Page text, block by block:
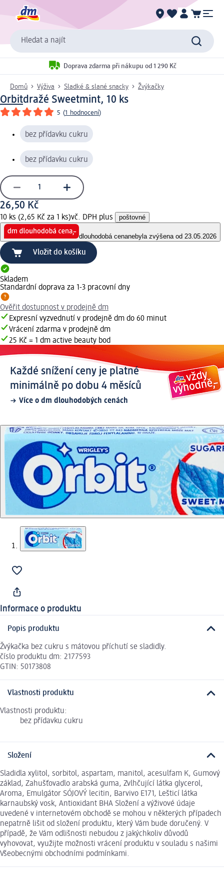
Hledat a najít
Doprava zdarma při nákupu od 1 290 Kč
Domů Výživa Sladké & slané snacky Žvýkačky
Orbitdražé Sweetmint, 10 ks
5 (1 hodnocení)
bez přídavku cukru
bez přídavku cukru
26,50 Kč
10 ks (2,65 Kč za 1 ks)vč. DPH plus poštovné
dlouhodobá cenanebyla zvýšena od 23.05.2026
Vložit do košíku
Skladem
Standardní doprava za 1-3 pracovní dny
Ověřit dostupnost v prodejně dm
Expresní vyzvednutí v prodejně dm do 60 minut
Vrácení zdarma v prodejně dm
25 Kč = 1 dm active beauty bod
Každé snížení ceny je platné
minimálně po dobu 4 měsíců
Více o dm dlouhodobých cenách
Informace o produktu
Popis produktu
Žvýkačka bez cukru s mátovou příchutí se sladidly.
číslo produktu dm: 2177593
GTIN: 50173808
Vlastnosti produktu
Vlastnosti produktu:
bez přídavku cukru
Složení
Sladidla xylitol, sorbitol, aspartam, manitol, acesulfam K, Gumový
základ, Zahušťovadlo arabská guma, Zvlhčující látka glycerol,
Aroma, Emulgátor SÓJOVÝ lecitin, Barvivo E171, Lešticí látka
karnaubský vosk, Antioxidant BHA Složení a výživové údaje
uvedené v internetovém obchodě se mohou v některých případech
nepatrně lišit od složení produktu, který Vám bude doručený. V
případě, že Vám odlišnosti nebudou z jakýchkoliv důvodů
vyhovovat, využijte možnosti vrácení produktu v souladu s našimi
Všeobecnými obchodními podmínkami.